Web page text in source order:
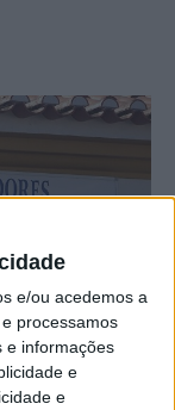
e/ou acedemos a
processamos
e informações
e
e